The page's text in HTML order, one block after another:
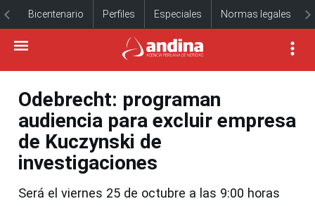
Bicentenario Perfiles Especiales Normas legales
Odebrecht: programan
audiencia para excluir empresa
de Kuczynski de
investigaciones
Será el viernes 25 de octubre a las 9:00 horas